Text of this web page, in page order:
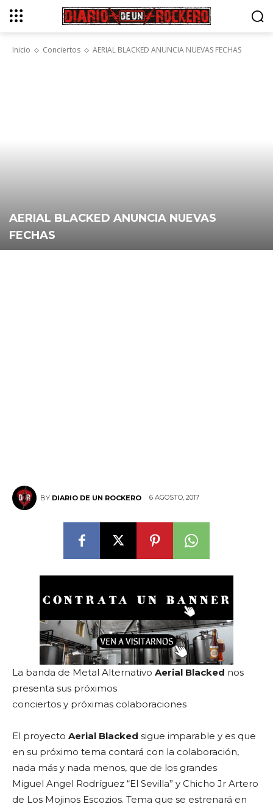
Inicio Conciertos AERIAL BLACKED ANUNCIA NUEVAS FECHAS
AERIAL BLACKED ANUNCIA NUEVAS
FECHAS
BY DIARIO DE UN ROCKERO 6 AGOSTO, 2017
La banda de Metal Alternativo Aerial Blacked nos
presenta sus próximos
conciertos y próximas colaboraciones
El proyecto Aerial Blacked sigue imparable y es que
en su próximo tema contará con la colaboración,
nada más y nada menos, que de los grandes
Miguel Angel Rodríguez “El Sevilla” y Chicho Jr Artero
de Los Mojinos Escozios. Tema que se estrenará en